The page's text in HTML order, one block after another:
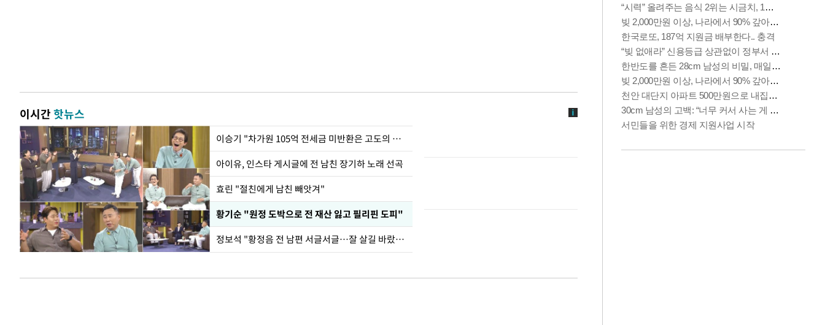
이시간핫뉴스
이승기 "차가원 105억 전세금 미반환은 고도의 사기"
아이유, 인스타 게시글에 전 남친 장기하 노래 선곡
효린 "절친에게 남친 빼앗겨"
황기순 "원정 도박으로 전 재산 잃고 필리핀 도피"
정보석 "황정음 전 남편 서글서글…잘 살길 바랐는데"